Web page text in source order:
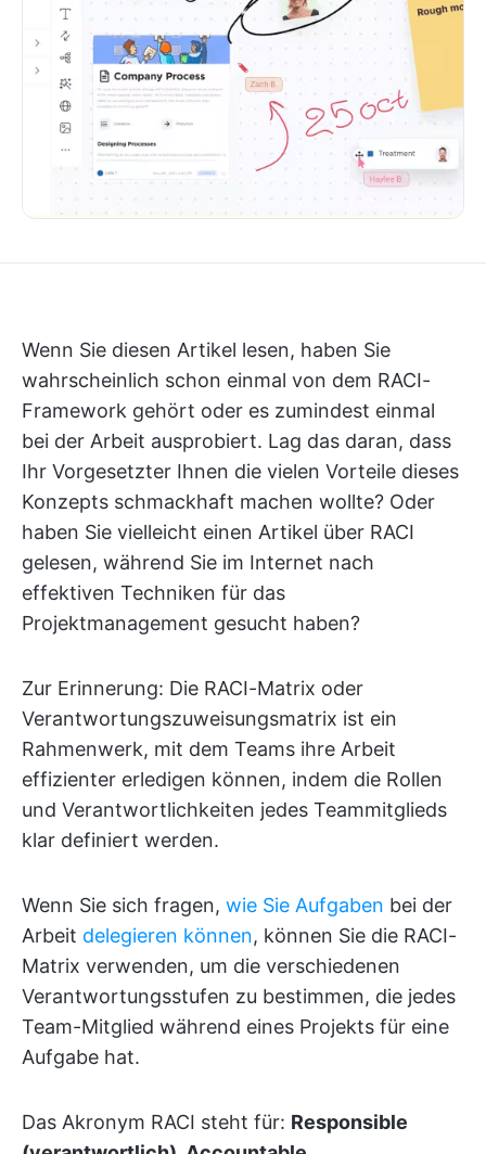
Wenn Sie diesen Artikel lesen, haben Sie
wahrscheinlich schon einmal von dem RACI-
Framework gehört oder es zumindest einmal
bei der Arbeit ausprobiert. Lag das daran, dass
Ihr Vorgesetzter Ihnen die vielen Vorteile dieses
Konzepts schmackhaft machen wollte? Oder
haben Sie vielleicht einen Artikel über RACI
gelesen, während Sie im Internet nach
effektiven Techniken für das
Projektmanagement gesucht haben?
Zur Erinnerung: Die RACI-Matrix oder
Verantwortungszuweisungsmatrix ist ein
Rahmenwerk, mit dem Teams ihre Arbeit
effizienter erledigen können, indem die Rollen
und Verantwortlichkeiten jedes Teammitglieds
klar definiert werden.
Wenn Sie sich fragen, wie Sie Aufgaben bei der
Arbeit delegieren können, können Sie die RACI-
Matrix verwenden, um die verschiedenen
Verantwortungsstufen zu bestimmen, die jedes
Team-Mitglied während eines Projekts für eine
Aufgabe hat.
Das Akronym RACI steht für: Responsible